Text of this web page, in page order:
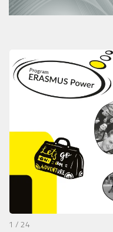
1 / 24